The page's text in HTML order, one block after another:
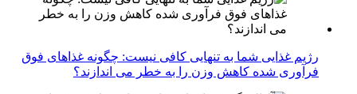
رژیم غذایی شما به تنهایی کافی نیست: چگونه غذاهای فوق
فرآوری شده کاهش وزن را به خطر می اندازند؟